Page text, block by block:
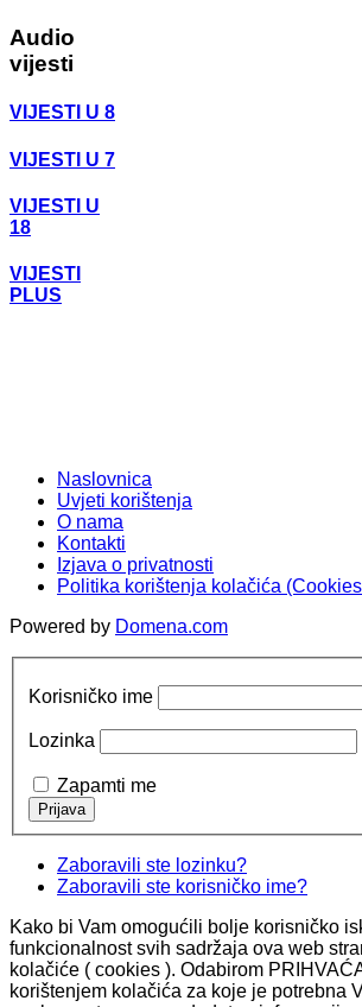
Audio
vijesti
VIJESTI U 8
VIJESTI U 7
VIJESTI U
18
VIJESTI
PLUS
Naslovnica
Uvjeti korištenja
O nama
Kontakti
Izjava o privatnosti
Politika korištenja kolačića
Powered by Domena.com
Korisničko ime
Lozinka
Zapamti me
Zaboravili ste lozinku?
Zaboravili ste korisničko ime?
Kako bi Vam omogućili bolje korisničko
funkcionalnost svih sadržaja ova web
kolačiće ( cookies ). Odabirom
korištenjem kolačića za koje je potrebna